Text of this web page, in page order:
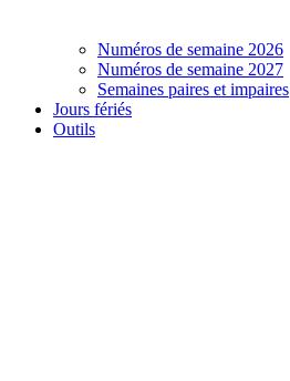
Numéros de semaine 2026
Numéros de semaine 2027
Semaines paires et impaires
Jours fériés
Outils